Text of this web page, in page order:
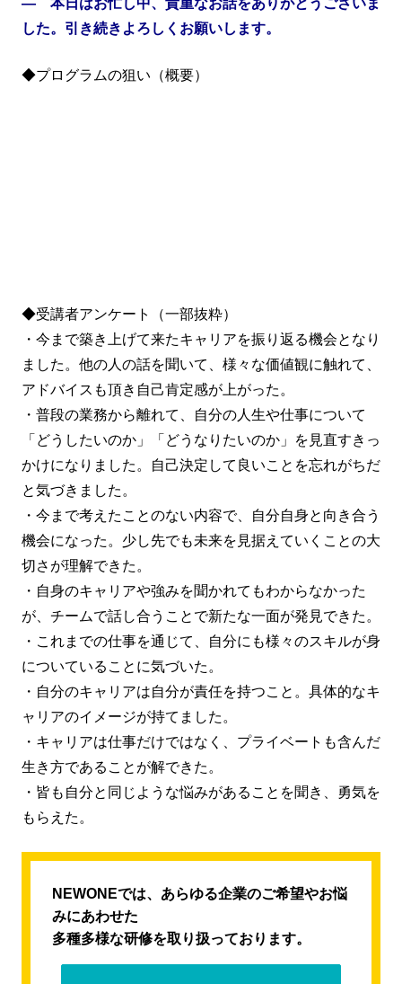
した。引き続きよろしくお願いします。
◆プログラムの狙い（概要）
◆受講者アンケート（一部抜粋）
・今まで築き上げて来たキャリアを振り返る機会となり
ました。他の人の話を聞いて、様々な価値観に触れて、
アドバイスも頂き自己肯定感が上がった。
・普段の業務から離れて、自分の人生や仕事について
「どうしたいのか」「どうなりたいのか」を見直すきっ
かけになりました。自己決定して良いことを忘れがちだ
と気づきました。
・今まで考えたことのない内容で、自分自身と向き合う
機会になった。少し先でも未来を見据えていくことの大
切さが理解できた。
・自身のキャリアや強みを聞かれてもわからなかった
が、チームで話し合うことで新たな一面が発見できた。
・これまでの仕事を通じて、自分にも様々のスキルが身
についていることに気づいた。
・自分のキャリアは自分が責任を持つこと。具体的なキ
ャリアのイメージが持てました。
・キャリアは仕事だけではなく、プライベートも含んだ
生き方であることが解できた。
・皆も自分と同じような悩みがあることを聞き、勇気を
もらえた。
NEWONEでは、あらゆる企業のご希望やお悩
みにあわせた
多種多様な研修を取り扱っております。